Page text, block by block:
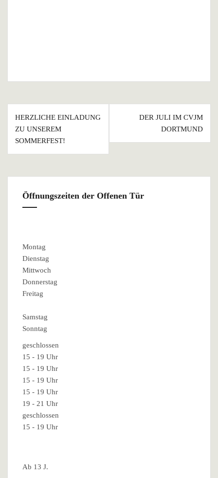
Beitragsnavigation
HERZLICHE EINLADUNG
ZU UNSEREM
SOMMERFEST!
DER JULI IM CVJM
DORTMUND
Öffnungszeiten der Offenen Tür
Montag
Dienstag
Mittwoch
Donnerstag
Freitag
Samstag
Sonntag
geschlossen
15 - 19 Uhr
15 - 19 Uhr
15 - 19 Uhr
15 - 19 Uhr
19 - 21 Uhr
geschlossen
15 - 19 Uhr
Ab 13 J.